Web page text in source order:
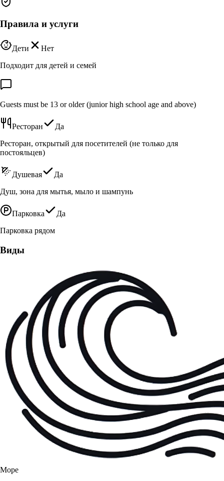
Правила и услуги
Дети
Нет
Подходит для детей и семей
Guests must be 13 or older (junior high school age and above)
Ресторан
Да
Ресторан, открытый для посетителей (не только для
постояльцев)
Душевая
Да
Душ, зона для мытья, мыло и шампунь
Парковка
Да
Парковка рядом
Виды
Море